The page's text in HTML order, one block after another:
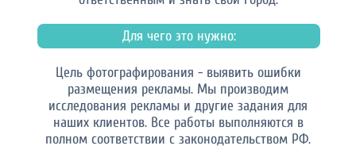
Для чего это нужно:
Цель фотографирования - выявить ошибки
размещения рекламы. Мы производим
исследования рекламы и другие задания для
наших клиентов. Все работы выполняются в
полном соответствии с законодательством РФ.